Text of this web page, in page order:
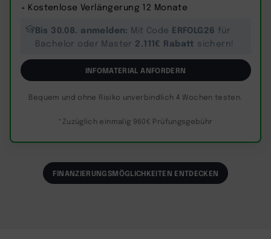
+ Kostenlose Verlängerung 12 Monate
Bis 30.08. anmelden: Mit Code ERFOLG26 für
Bachelor oder Master 2.111€ Rabatt sichern!
INFOMATERIAL ANFORDERN
Bequem und ohne Risiko unverbindlich 4 Wochen testen.
*Zuzüglich einmalig 960€ Prüfungsgebühr
FINANZIERUNGSMÖGLICHKEITEN ENTDECKEN